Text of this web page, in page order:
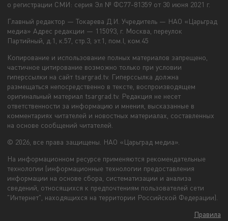
о регистрации СМИ: серия Эл № ФС77-81359 от 30 июня 2021 г.
Главный редактор — Токарева Д.И. Учредитель — НАО «Царьград
медиа» Адрес редакции — 115093, г. Москва, переулок
Партийный, д.1, к.57, стр.3, эт.1, пом.I, ком.45
Копирование и использование полных материалов запрещено,
частичное цитирование возможно только при условии
гиперссылки на сайт tsargrad.tv. Гиперссылка должна
размещаться непосредственно в тексте, воспроизводящем
оригинальный материал tsargrad.tv. Редакция не несет
ответственности за информацию и мнения, высказанные в
комментариях читателей и новостных материалах, составленных
на основе сообщений читателей.
© 2026, все права защищены. НАО «Царьград медиа».
На информационном ресурсе применяются рекомендательные
технологии (информационные технологии предоставления
информации на основе сбора, систематизации и анализа
сведений, относящихся к предпочтениям пользователей сети
"Интернет", находящихся на территории Российской Федерации).
Правила